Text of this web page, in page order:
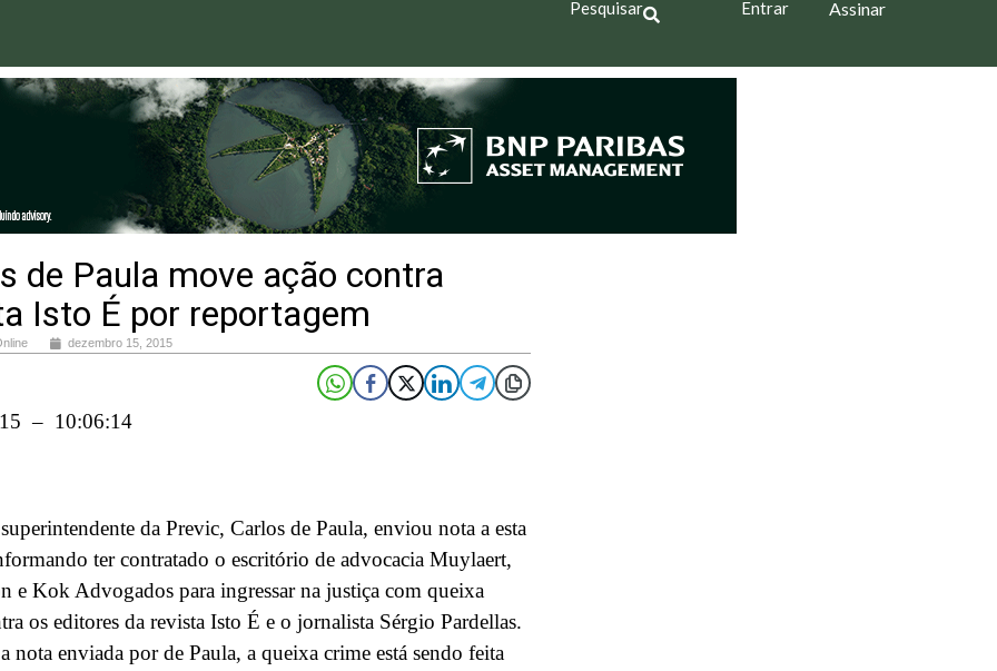
Pesquisar Entrar Assinar
de Paula move ação contra
Isto É por reportagem
dezembro 15, 2015
– 10:06:14
da Previc, Carlos de Paula, enviou nota a esta
ter contratado o escritório de advocacia Muylaert,
e Kok Advogados para ingressar na justiça com queixa
os editores da revista Isto É e o jornalista Sérgio Pardellas.
nota enviada por de Paula, a queixa crime está sendo feita